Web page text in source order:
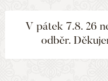
V pátek 7.8. 26
odběr.